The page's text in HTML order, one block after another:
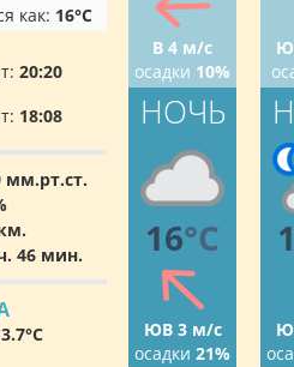
как: 16°C
20:20
18:08
мм.рт.ст.
46 мин.
В 4 м/с
осадки 10%
НОЧЬ
16°C
ЮВ 3 м/с
осадки 21%